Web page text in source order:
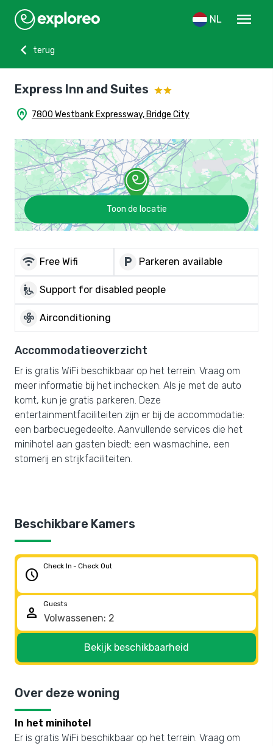
NL
menu
chevron_left
terug
Express Inn and Suites
home_pin 7800 Westbank Expressway, Bridge City
Toon de locatie
wifi Free Wifi local_parking Parkeren available
wheelchair_pickup Support for disabled people
mode_fan Airconditioning
Accommodatieoverzicht
Er is gratis WiFi beschikbaar op het terrein. Vraag om
meer informatie bij het inchecken. Als je met de auto
komt, kun je gratis parkeren. Deze
entertainmentfaciliteiten zijn er bij de accommodatie:
een barbecuegedeelte. Aanvullende services die het
minihotel aan gasten biedt: een wasmachine, een
stomerij en strijkfaciliteiten.
Beschikbare Kamers
schedule
Check In - Check Out
person
Guests
Bekijk beschikbaarheid
Over deze woning
In het minihotel
Er is gratis WiFi beschikbaar op het terrein. Vraag om